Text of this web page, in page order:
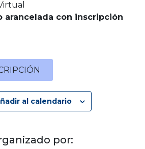
arancelada con inscripción
al calendario
por: